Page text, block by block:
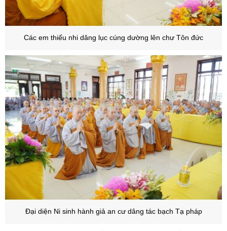
Các em thiếu nhi dâng lục cúng dường lên chư Tôn đức
Đại diện Ni sinh hành giả an cư dâng tác bạch Tạ pháp